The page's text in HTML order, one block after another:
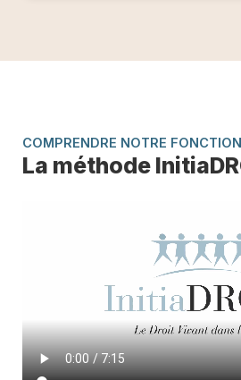
COMPRENDRE NOTRE
La méthode